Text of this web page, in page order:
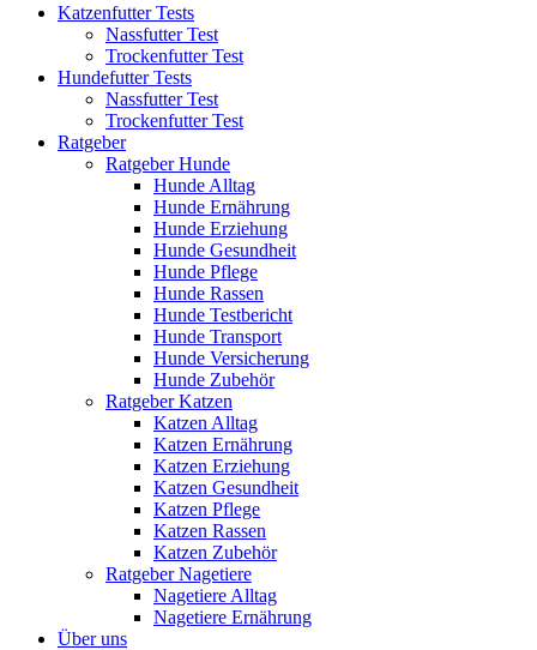
Katzenfutter Tests
Nassfutter Test
Trockenfutter Test
Hundefutter Tests
Nassfutter Test
Trockenfutter Test
Ratgeber
Ratgeber Hunde
Hunde Alltag
Hunde Ernährung
Hunde Erziehung
Hunde Gesundheit
Hunde Pflege
Hunde Rassen
Hunde Testbericht
Hunde Transport
Hunde Versicherung
Hunde Zubehör
Ratgeber Katzen
Katzen Alltag
Katzen Ernährung
Katzen Erziehung
Katzen Gesundheit
Katzen Pflege
Katzen Rassen
Katzen Zubehör
Ratgeber Nagetiere
Nagetiere Alltag
Nagetiere Ernährung
Über uns